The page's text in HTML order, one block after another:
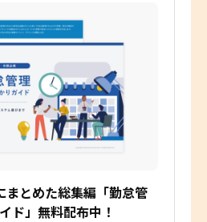
まとめた総集編「勤怠管
ド」無料配布中！